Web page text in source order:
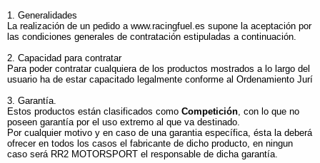
1. Generalidades
La realización de un pedido a www.racingfuel.es supone la aceptación por
las condiciones generales de contratación estipuladas a continuación.
2. Capacidad para contratar
Para poder contratar cualquiera de los productos mostrados a lo largo del
usuario ha de estar capacitado legalmente conforme al Ordenamiento
3. Garantía.
Estos productos están clasificados como Competición, con lo que no
poseen garantía por el uso extremo al que va destinado.
Por cualquier motivo y en caso de una garantia específica, ésta la deberá
ofrecer en todos los casos el fabricante de dicho producto, en ningun
caso será RR2 MOTORSPORT el responsable de dicha garantía.